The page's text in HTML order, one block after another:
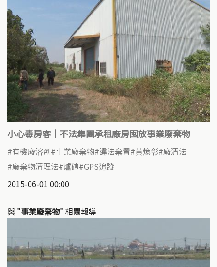
小心毒房客｜不法集團承租廠房囤放事業廢棄物
有機廢溶劑 事業廢棄物 違法棄置 黃煥彰 廢清法
廢棄物清理法 爐碴 GPS追蹤
2015-06-01 00:00
與 "事業廢棄物" 相關報導